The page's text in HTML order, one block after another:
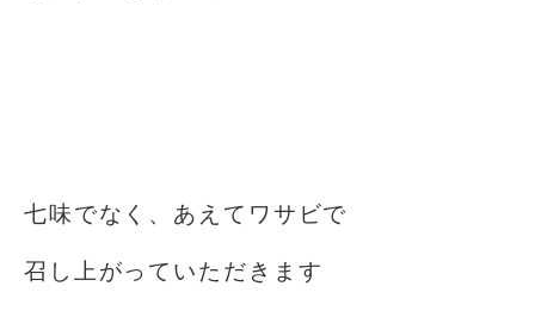
七味でなく、あえてワサビで
召し上がっていただきます